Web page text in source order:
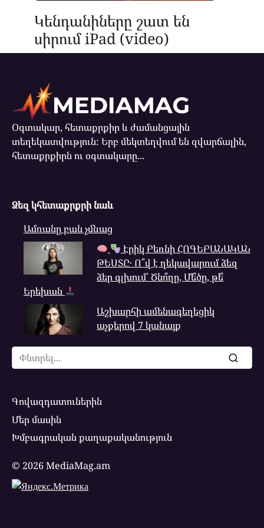
Կենդանիները շատ են
սիրում iPad (video)
Օգտակար, հետաքրքիր և ժամանցային
տեղեկատվություն: Երբ մեկտեղվում են զվարճալին,
հետաքրքիրն ու օգտակարը...
Ձեզ կհետաքրքրի նաև
Ամռանը բան չմնաց
Էրիկ Բեռնի ՀՈԳԵԲԱՆԱԿԱՆ
ԹԵՍՏԸ․ Ո՞վ է ղեկավարում ձեզ
ձեր գլխում՝ Ծնո՞ղը, Մե՞ծը, թե՞
Երեխան
Աշխարհի ամենագեղեցիկ
աչքերով 7 կանայք
Search
for:
Գովազդատուներին
Մեր մասին
Խմբագրական քաղաքականություն
© 2026 MediaMag.am